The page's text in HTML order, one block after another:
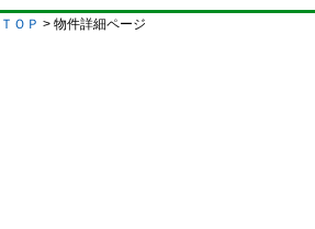
ＴＯＰ > 物件詳細ページ